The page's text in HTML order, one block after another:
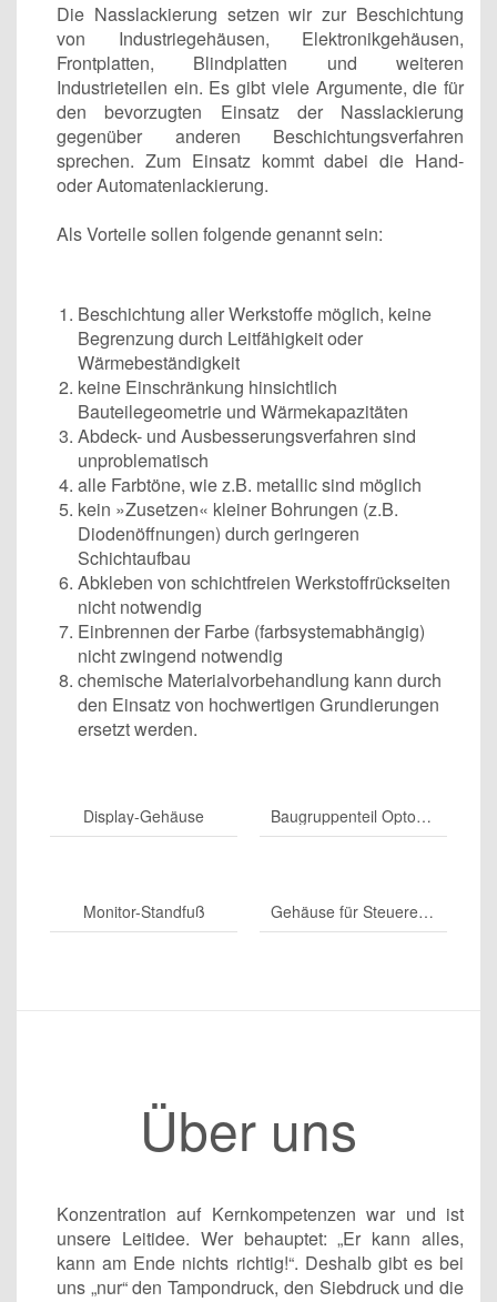
Die Nasslackierung setzen wir zur Beschichtung
von Industriegehäusen, Elektronikgehäusen,
Frontplatten, Blindplatten und weiteren
Industrieteilen ein. Es gibt viele Argumente, die für
den bevorzugten Einsatz der Nasslackierung
gegenüber anderen Beschichtungsverfahren
sprechen. Zum Einsatz kommt dabei die Hand-
oder Automatenlackierung.
Als Vorteile sollen folgende genannt sein:
Beschichtung aller Werkstoffe möglich, keine
Begrenzung durch Leitfähigkeit oder
Wärmebeständigkeit
keine Einschränkung hinsichtlich
Bauteilegeometrie und Wärmekapazitäten
Abdeck- und Ausbesserungsverfahren sind
unproblematisch
alle Farbtöne, wie z.B. metallic sind möglich
kein »Zusetzen« kleiner Bohrungen (z.B.
Diodenöffnungen) durch geringeren
Schichtaufbau
Abkleben von schichtfreien Werkstoffrückseiten
nicht notwendig
Einbrennen der Farbe (farbsystemabhängig)
nicht zwingend notwendig
chemische Materialvorbehandlung kann durch
den Einsatz von hochwertigen Grundierungen
ersetzt werden.
Display-Gehäuse Baugruppenteil Optoelektronik
Monitor-Standfuß Gehäuse für Steuereinheit
Über uns
Konzentration auf Kernkompetenzen war und ist
unsere Leitidee. Wer behauptet: „Er kann alles,
kann am Ende nichts richtig!“. Deshalb gibt es bei
uns „nur“ den Tampondruck, den Siebdruck und die